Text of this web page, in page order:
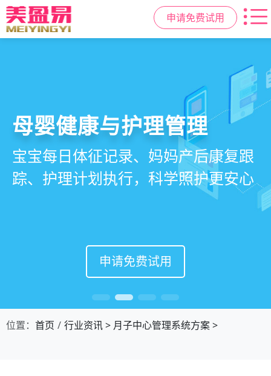
申请免费试用
智慧月子中心管理系统
一站式解决月子中心入住、护理、
餐饮、会员、财务、营销全流程管
理
申请免费试用
母婴健康与护理管理
宝宝每日体征记录、妈妈产后康复跟
踪、护理计划执行，科学照护更安心
申请免费试用
房态与预约管理
在线选房、预约入住、智能排房、资
源调度，提升入住率与客户满意度
申请免费试用
会员营销与智能锁客
会员积分、套餐定制、精准营销、客
户关怀，提升复购与转介绍
申请免费试用
位置： 首页 行业资讯> 月子中心管理系统方案>